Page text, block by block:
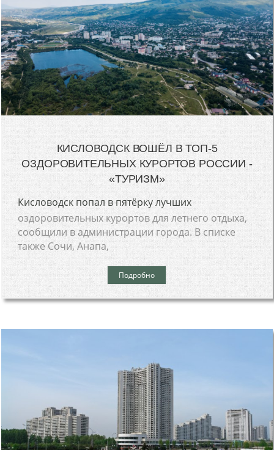
КИСЛОВОДСК ВОШЁЛ В ТОП-5
ОЗДОРОВИТЕЛЬНЫХ КУРОРТОВ РОССИИ -
«ТУРИЗМ»
Кисловодск попал в пятёрку лучших
оздоровительных курортов для летнего отдыха,
сообщили в администрации города. В списке
также Сочи, Анапа,
Подробно